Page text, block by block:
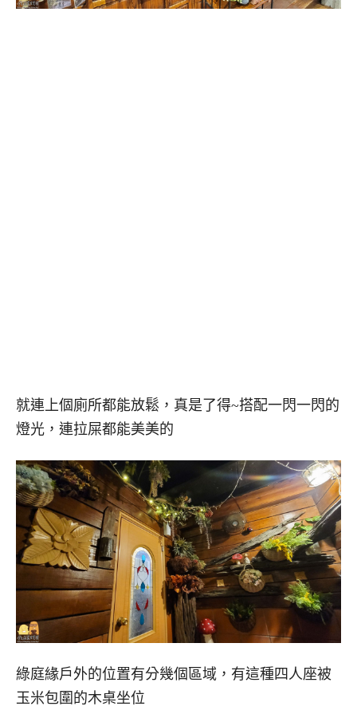
就連上個廁所都能放鬆，真是了得~搭配一閃一閃的
燈光，連拉屎都能美美的
綠庭緣戶外的位置有分幾個區域，有這種四人座被
玉米包圍的木桌坐位